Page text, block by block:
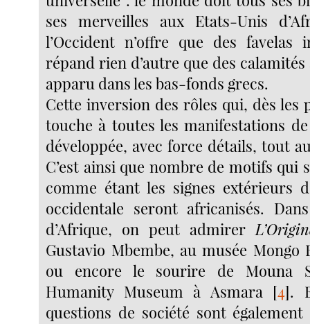
ses merveilles aux Etats-Unis
l’Occident n’offre que des favelas
répand rien d’autre que des
apparu dans les bas-fonds grecs.
Cette inversion des rôles qui, dès les
touche à toutes les manifestations de
développée, avec force détails, tout
C’est ainsi que nombre de motifs qui
comme étant les signes extérieurs
occidentale seront africanisés.
d’Afrique, on peut admirer
Gustavio Mbembe, au musée Mongo
ou encore le sourire de Mouna
Humanity Museum à Asmara [4].
questions de société sont également